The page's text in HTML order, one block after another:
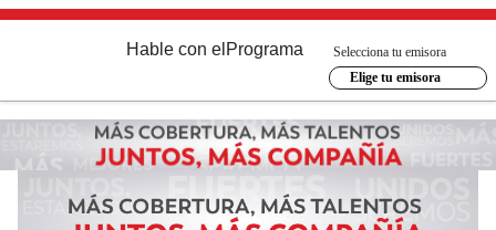
Hable con el Programa
Selecciona tu emisora
Elige tu emisora